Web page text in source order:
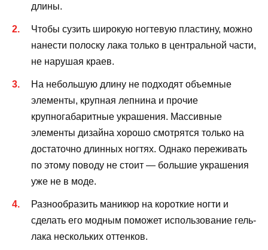
длины.
Чтобы сузить широкую ногтевую пластину, можно
нанести полоску лака только в центральной части,
не нарушая краев.
На небольшую длину не подходят объемные
элементы, крупная лепнина и прочие
крупногабаритные украшения. Массивные
элементы дизайна хорошо смотрятся только на
достаточно длинных ногтях. Однако переживать
по этому поводу не стоит — большие украшения
уже не в моде.
Разнообразить маникюр на короткие ногти и
сделать его модным поможет использование гель-
лака нескольких оттенков.